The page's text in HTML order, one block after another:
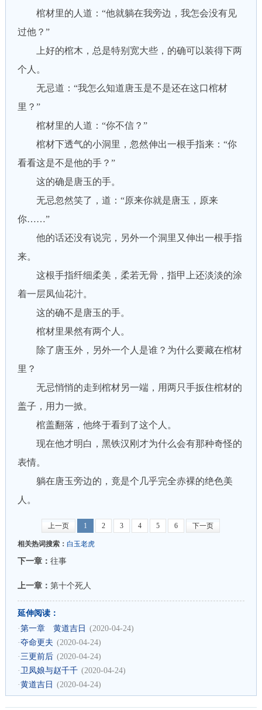
棺材里的人道：“他就躺在我旁边，我怎会没有见
过他？”
上好的棺木，总是特别宽大些，的确可以装得下两
个人。
无忌道：“我怎么知道唐玉是不是还在这口棺材
里？”
棺材里的人道：“你不信？”
棺材下透气的小洞里，忽然伸出一根手指来：“你
看看这是不是他的手？”
这的确是唐玉的手。
无忌忽然笑了，道：“原来你就是唐玉，原来
你……”
他的话还没有说完，另外一个洞里又伸出一根手指
来。
这根手指纤细柔美，柔若无骨，指甲上还淡淡的涂
着一层凤仙花汁。
这的确不是唐玉的手。
棺材里果然有两个人。
除了唐玉外，另外一个人是谁？为什么要藏在棺材
里？
无忌悄悄的走到棺材另一端，用两只手扳住棺材的
盖子，用力一掀。
棺盖翻落，他终于看到了这个人。
现在他才明白，黑铁汉刚才为什么会有那种奇怪的
表情。
躺在唐玉旁边的，竟是个几乎完全赤裸的绝色美
人。
上一页 1 2 3 4 5 6 下一页
相关热词搜索： 白玉老虎
下一章： 往事
上一章： 第十个死人
延伸阅读：
·第一章 黄道吉日 (2020-04-24)
·夺命更夫 (2020-04-24)
·三更前后 (2020-04-24)
·卫凤娘与赵千千 (2020-04-24)
·黄道吉日 (2020-04-24)